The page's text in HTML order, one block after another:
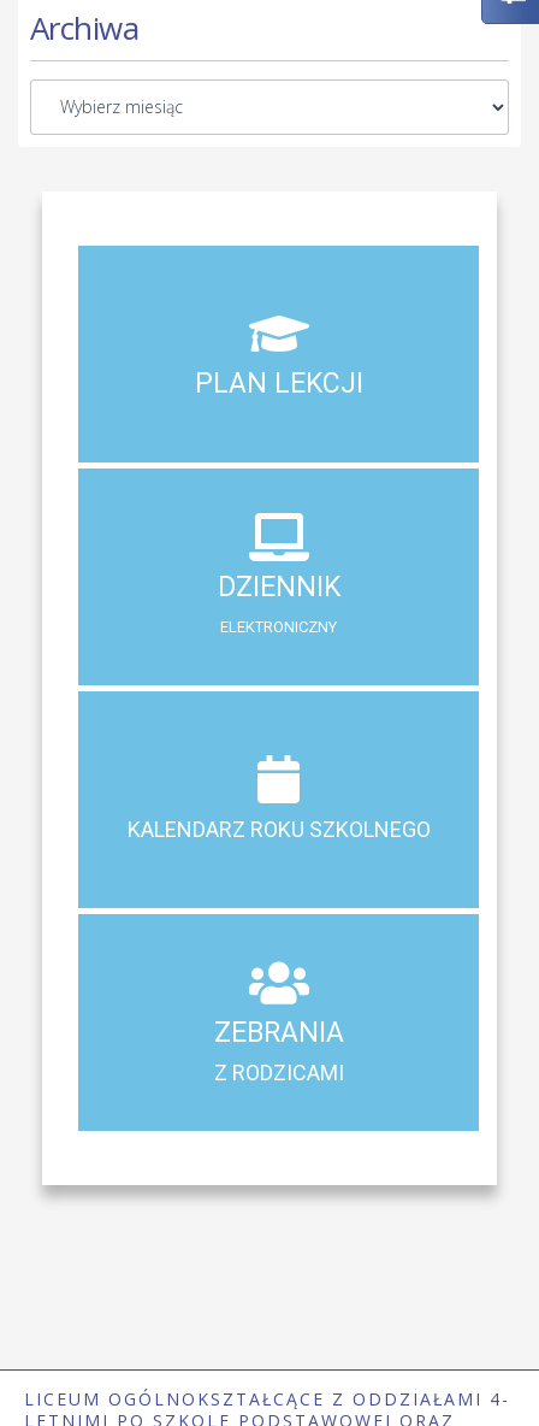
Archiwa
PLAN LEKCJI
PLAN LEKCJI
DZIENNIK
ELEKTRONICZNY
DZIENNIK
ELEKTRONICZNY
System zewnętrzny do śledzenia postępów w nauce
KALENDARZ ROKU SZKOLNEGO
KALENDARZ ROKU SZKOLNEGO
Terminy ferii, matur, zebrań i klasyfikacji
ZEBRANIA
Z RODZICAMI
Z RODZICAMI
Harmonogram spotkań i konsultacji z rodzicami
LICEUM OGÓLNOKSZTAŁCĄCE Z ODDZIAŁAMI 4-
LETNIMI PO SZKOLE PODSTAWOWEJ ORAZ